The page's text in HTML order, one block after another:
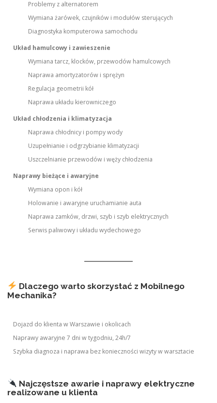
Problemy z alternatorem
Wymiana żarówek, czujników i modułów sterujących
Diagnostyka komputerowa samochodu
Układ hamulcowy i zawieszenie
Wymiana tarcz, klocków, przewodów hamulcowych
Naprawa amortyzatorów i sprężyn
Regulacja geometrii kół
Naprawa układu kierowniczego
Układ chłodzenia i klimatyzacja
Naprawa chłodnicy i pompy wody
Uzupełnianie i odgrzybianie klimatyzacji
Uszczelnianie przewodów i węży chłodzenia
Naprawy bieżące i awaryjne
Wymiana opon i kół
Holowanie i awaryjne uruchamianie auta
Naprawa zamków, drzwi, szyb i szyb elektrycznych
Serwis paliwowy i układu wydechowego
Dlaczego warto skorzystać z Mobilnego
Mechanika?
Dojazd do klienta w Warszawie i okolicach
Naprawy awaryjne 7 dni w tygodniu, 24h/7
Szybka diagnoza i naprawa bez konieczności wizyty w warsztacie
Najczęstsze awarie i naprawy elektryczne
realizowane u klienta